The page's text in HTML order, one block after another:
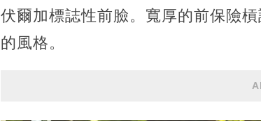
伏爾加標誌性前臉。寬厚的前保險
的風格。